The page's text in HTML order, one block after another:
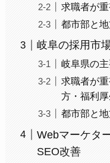
求職者が
都市部と
岐阜の採用市
岐阜県の
求職者が
方・福利厚
都市部と
Webマーケタ
SEO改善